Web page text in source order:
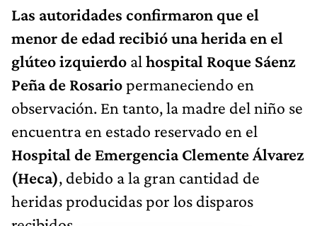
Las autoridades confirmaron que el
menor de edad recibió una herida en el
glúteo izquierdo al hospital Roque Sáenz
Peña de Rosariopermaneciendo en
observación. En tanto, la madre del niño se
encuentra en estado reservado en el
Hospital de Emergencia Clemente Álvarez
(Heca), debido a la gran cantidad de
heridas producidas por los disparos